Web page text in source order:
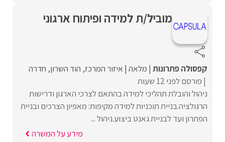
מוביל/ת למידה ופיתוח ארגוני
קפסולה פתרונות מלאה איזור המרכז הוד השרון חדרה
פורסם לפני 12 שעות
ניהול והובלת תהליכי למידה בהתאם לצרכי הארגון ודרישות
הרגולציה.בניית תוכניות למידה מקיפות: מאפיון הצרכים ובניית
הפתרון ועד לבניית גאנט ביצוע.ניהול ...
מידע על המשרה